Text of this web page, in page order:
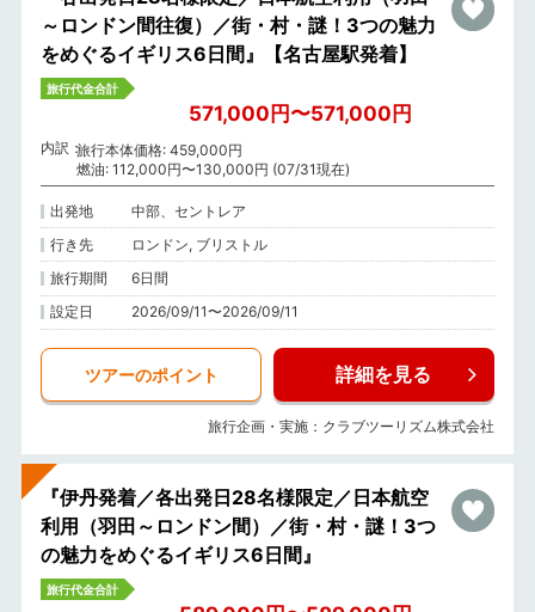
～ロンドン間往復）／街・村・謎！3つの魅力
をめぐるイギリス6日間』【名古屋駅発着】
旅行代金合計
571,000円〜571,000円
内訳 旅行本体価格: 459,000円
燃油: 112,000円〜130,000円 (07/31現在)
出発地
中部、セントレア
行き先
ロンドン, ブリストル
旅行期間
6日間
設定日
2026/09/11〜2026/09/11
ツアーのポイント 詳細を見る
旅行企画・実施：クラブツーリズム株式会社
『伊丹発着／各出発日28名様限定／日本航空
利用（羽田～ロンドン間）／街・村・謎！3つ
の魅力をめぐるイギリス6日間』
旅行代金合計